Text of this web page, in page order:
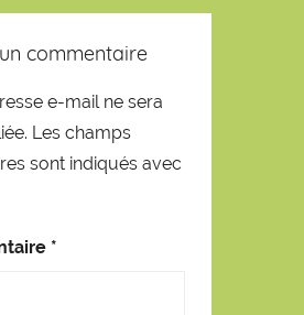
commentaire
e-mail ne sera
Les champs
sont indiqués avec
*